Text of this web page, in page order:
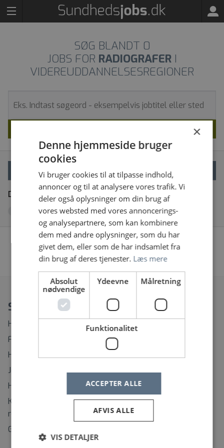
SØG BLANDT 0
JOBS FOR RADIOGRAFERI
VIDEREUDDANNELSESREGIONER
VÆLG FILTRE
Dine filtre Fjern alle
Videreuddannelsesregionerx
Vi fandt desværre ingen jobopslag, prøv at søge på
noget andet eller fjern nogle af dine filtre
Spørgsmål?
Hvordan ændrer eller afmelder jeg min Jobagent?
Find rundt på Sundhedsjobs.dk
Hvordan opretter jeg mig som bruger?
Jeg har glemt mit brugernavn
Hvordan ændrer jeg mit password?
Kontaktinformation til support på regionernes
rekrutteringssystemer
Gå til selvhjælp
×
Denne hjemmeside bruger
cookies
Vi bruger cookies til at tilpasse indhold,
annoncer og til at analysere vores trafik. Vi
deler også oplysninger om din brug af
vores websted med vores annoncerings-
og analysepartnere, som kan kombinere
dem med andre oplysninger, som du har
givet dem, eller som de har indsamlet fra
din brug af deres tjenester. Læs mere
Absolut
nødvendige
Ydeevne Målretning
Funktionalitet
ACCEPTER ALLE
AFVIS ALLE
VIS DETALJER